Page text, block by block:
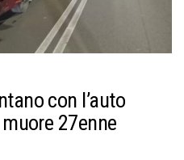
con l’auto
27enne